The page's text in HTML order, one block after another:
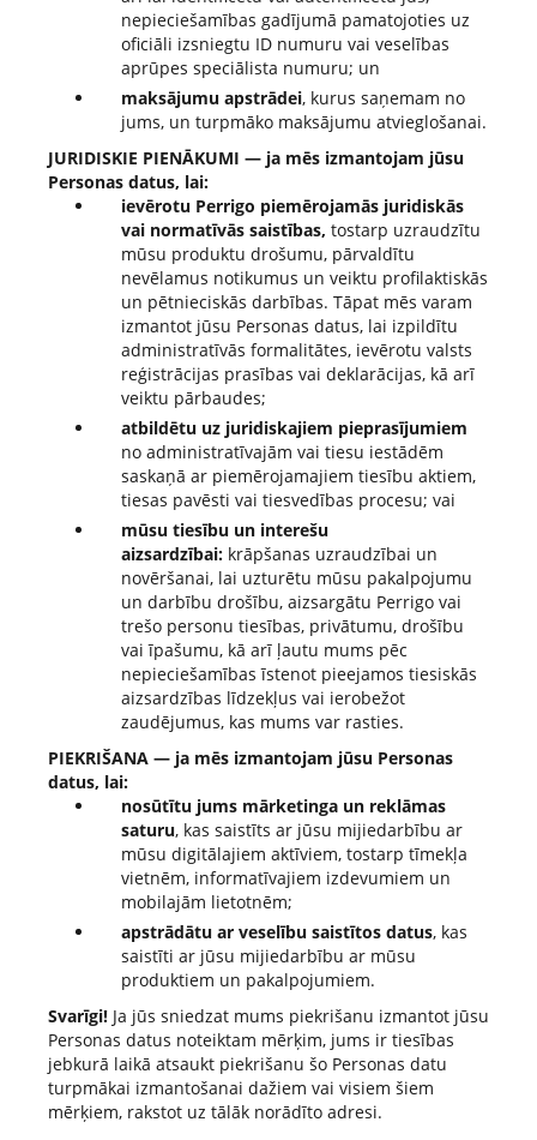
nepieciešamības gadījumā pamatojoties uz
oficiāli izsniegtu ID numuru vai veselības
aprūpes speciālista numuru; un
maksājumu apstrādei, kurus saņemam no
jums, un turpmāko maksājumu atvieglošanai.
JURIDISKIE PIENĀKUMI — ja mēs izmantojam jūsu
Personas datus, lai:
ievērotu Perrigo piemērojamās juridiskās
vai normatīvās saistības, tostarp uzraudzītu
mūsu produktu drošumu, pārvaldītu
nevēlamus notikumus un veiktu profilaktiskās
un pētnieciskās darbības. Tāpat mēs varam
izmantot jūsu Personas datus, lai izpildītu
administratīvās formalitātes, ievērotu valsts
reģistrācijas prasības vai deklarācijas, kā arī
veiktu pārbaudes;
atbildētu uz juridiskajiem pieprasījumiem
no administratīvajām vai tiesu iestādēm
saskaņā ar piemērojamajiem tiesību aktiem,
tiesas pavēsti vai tiesvedības procesu; vai
mūsu tiesību un interešu
aizsardzībai: krāpšanas uzraudzībai un
novēršanai, lai uzturētu mūsu pakalpojumu
un darbību drošību, aizsargātu Perrigo vai
trešo personu tiesības, privātumu, drošību
vai īpašumu, kā arī ļautu mums pēc
nepieciešamības īstenot pieejamos tiesiskās
aizsardzības līdzekļus vai ierobežot
zaudējumus, kas mums var rasties.
PIEKRIŠANA — ja mēs izmantojam jūsu Personas
datus, lai:
nosūtītu jums mārketinga un reklāmas
saturu, kas saistīts ar jūsu mijiedarbību ar
mūsu digitālajiem aktīviem, tostarp tīmekļa
vietnēm, informatīvajiem izdevumiem un
mobilajām lietotnēm;
apstrādātu ar veselību saistītos datus, kas
saistīti ar jūsu mijiedarbību ar mūsu
produktiem un pakalpojumiem.
Svarīgi! Ja jūs sniedzat mums piekrišanu izmantot jūsu
Personas datus noteiktam mērķim, jums ir tiesības
jebkurā laikā atsaukt piekrišanu šo Personas datu
turpmākai izmantošanai dažiem vai visiem šiem
mērķiem, rakstot uz tālāk norādīto adresi.